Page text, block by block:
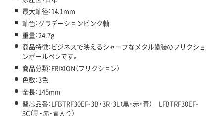
最大軸径：14.1mm
軸色：グラデーションピンク軸
重量：24.7g
商品特徴：ビジネスで映えるシャープなメタル塗装のフリクショ
ンボールペンです。
商品分類：FRIXION（フリクション）
色数：3色
全長：145mm
替芯品番：LFBTRF30EF-3B・3R・3L（黒・赤・青） LFBTRF30EF-
3C（黒・赤・青入り）